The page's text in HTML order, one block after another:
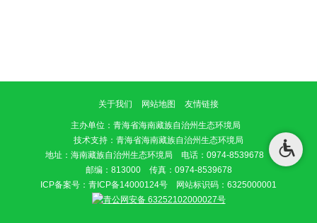
关于我们 网站地图 友情链接
主办单位 ：青海省海南藏族自治州生态环境局
技术支持：青海省海南藏族自治州生态环境局
地址：海南藏族自治州生态环境局 电话：0974-8539678
邮编：813000 传真：0974-8539678
ICP备案号： 青ICP备14000124号 网站标识码：6325000001
青公网安备 63252102000027号